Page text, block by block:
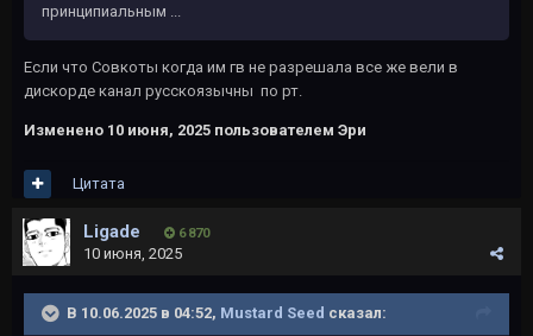
принципиальным ...
Если что Совкоты когда им гв не разрешала все же вели в
дискорде канал русскоязычны по рт.
Изменено 10 июня, 2025 пользователем Эри
Цитата
Ligade 6 870
10 июня, 2025
В 10.06.2025 в 04:52, Mustard Seed сказал: